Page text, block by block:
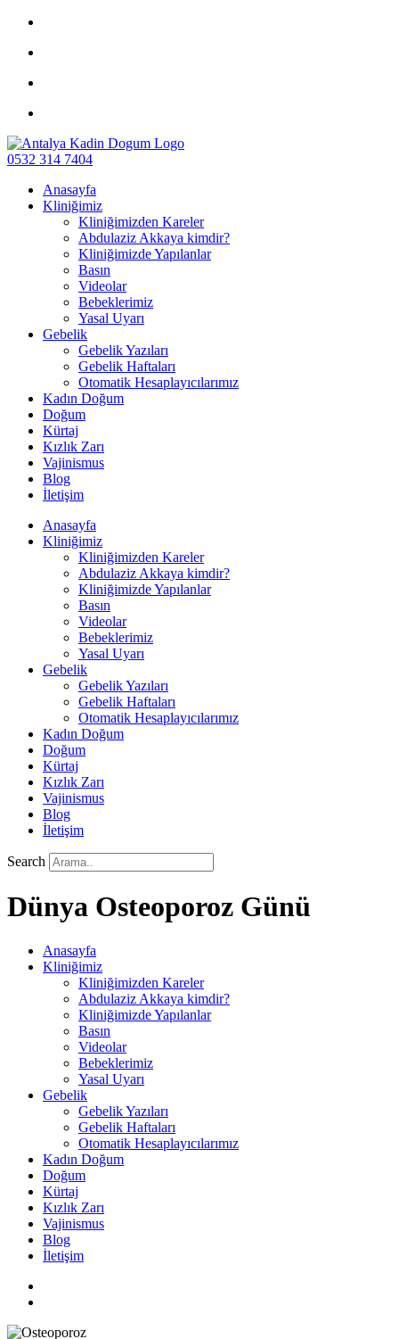
0532 314 7404
Anasayfa
Kliniğimiz
Kliniğimizden Kareler
Abdulaziz Akkaya kimdir?
Kliniğimizde Yapılanlar
Basın
Videolar
Bebeklerimiz
Yasal Uyarı
Gebelik
Gebelik Yazıları
Gebelik Haftaları
Otomatik Hesaplayıcılarımız
Kadın Doğum
Doğum
Kürtaj
Kızlık Zarı
Vajinismus
Blog
İletişim
Anasayfa
Kliniğimiz
Kliniğimizden Kareler
Abdulaziz Akkaya kimdir?
Kliniğimizde Yapılanlar
Basın
Videolar
Bebeklerimiz
Yasal Uyarı
Gebelik
Gebelik Yazıları
Gebelik Haftaları
Otomatik Hesaplayıcılarımız
Kadın Doğum
Doğum
Kürtaj
Kızlık Zarı
Vajinismus
Blog
İletişim
Search
Dünya Osteoporoz Günü
Anasayfa
Kliniğimiz
Kliniğimizden Kareler
Abdulaziz Akkaya kimdir?
Kliniğimizde Yapılanlar
Basın
Videolar
Bebeklerimiz
Yasal Uyarı
Gebelik
Gebelik Yazıları
Gebelik Haftaları
Otomatik Hesaplayıcılarımız
Kadın Doğum
Doğum
Kürtaj
Kızlık Zarı
Vajinismus
Blog
İletişim